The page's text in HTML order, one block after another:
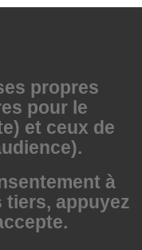
propres
pour le
et ceux de
à
appuyez